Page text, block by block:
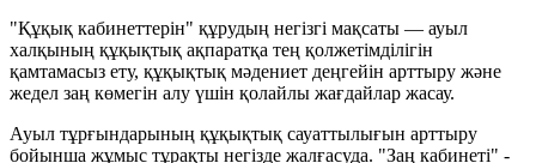
"Құқық кабинеттерін" құрудың негізгі мақсаты — ауыл
халқының құқықтық ақпаратқа тең қолжетімділігін
қамтамасыз ету, құқықтық мәдениет деңгейін арттыру және
жедел заң көмегін алу үшін қолайлы жағдайлар жасау.
Ауыл тұрғындарының құқықтық сауаттылығын арттыру
бойынша жұмыс тұрақты негізде жалғасуда. "Заң кабинеті" -